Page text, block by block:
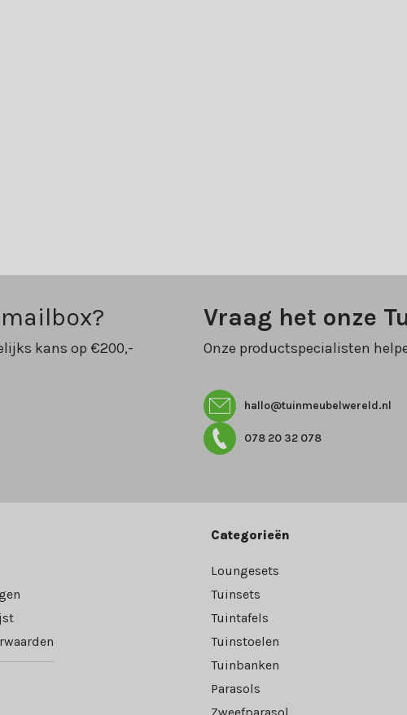
kans op €200,-
Vraag het onze
Onze productspecialisten
hallo@tuinmeubelwereld.nl
078 20 32 078
Categorieën
Loungesets
Tuinsets
Tuintafels
Tuinstoelen
Tuinbanken
Parasols